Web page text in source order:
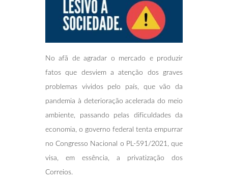
No afã de agradar o mercado e produzir
fatos que desviem a atenção dos graves
problemas vividos pelo país, que vão da
pandemia à deterioração acelerada do meio
ambiente, passando pelas dificuldades da
economia, o governo federal tenta empurrar
no Congresso Nacional o PL-591/2021, que
visa, em essência, a privatização dos
Correios.